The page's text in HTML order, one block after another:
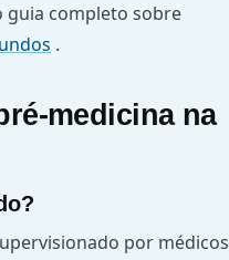
guia completo sobre
.
medicina na
por médicos